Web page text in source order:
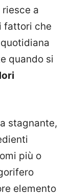
a
fattori che
quando si
stagnante,
più o
elemento